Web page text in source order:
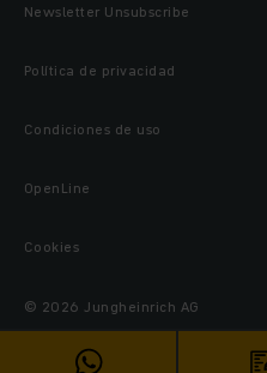
Newsletter Unsubscribe
Política de privacidad
Condiciones de uso
OpenLine
Cookies
© 2026 Jungheinrich AG